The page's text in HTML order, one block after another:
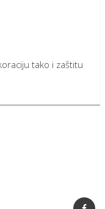
tako i zaštitu